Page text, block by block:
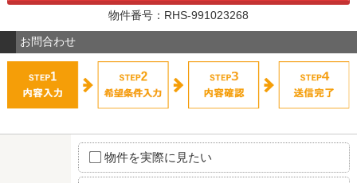
物件番号：RHS-991023268
お問合わせ
物件を実際に見たい